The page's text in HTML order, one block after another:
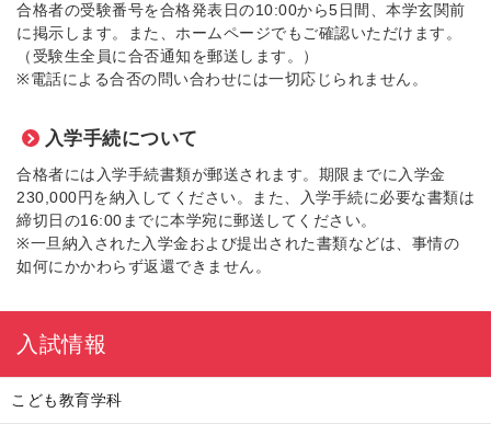
合格者の受験番号を合格発表日の10:00から5日間、本学玄関前
に掲示します。また、ホームページでもご確認いただけます。
（受験生全員に合否通知を郵送します。）
※電話による合否の問い合わせには一切応じられません。
入学手続について
合格者には入学手続書類が郵送されます。期限までに入学金
230,000円を納入してください。また、入学手続に必要な書類は
締切日の16:00までに本学宛に郵送してください。
※一旦納入された入学金および提出された書類などは、事情の
如何にかかわらず返還できません。
入試情報
こども教育学科